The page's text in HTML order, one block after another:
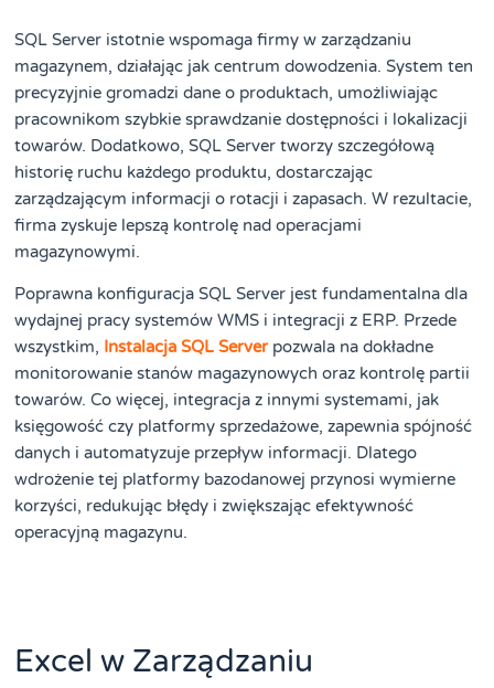
SQL Server istotnie wspomaga firmy w zarządzaniu
magazynem, działając jak centrum dowodzenia. System ten
precyzyjnie gromadzi dane o produktach, umożliwiając
pracownikom szybkie sprawdzanie dostępności i lokalizacji
towarów. Dodatkowo, SQL Server tworzy szczegółową
historię ruchu każdego produktu, dostarczając
zarządzającym informacji o rotacji i zapasach. W rezultacie,
firma zyskuje lepszą kontrolę nad operacjami
magazynowymi.
Poprawna konfiguracja SQL Server jest fundamentalna dla
wydajnej pracy systemów WMS i integracji z ERP. Przede
wszystkim, Instalacja SQL Serverpozwala na dokładne
monitorowanie stanów magazynowych oraz kontrolę partii
towarów. Co więcej, integracja z innymi systemami, jak
księgowość czy platformy sprzedażowe, zapewnia spójność
danych i automatyzuje przepływ informacji. Dlatego
wdrożenie tej platformy bazodanowej przynosi wymierne
korzyści, redukując błędy i zwiększając efektywność
operacyjną magazynu.
Excel w Zarządzaniu